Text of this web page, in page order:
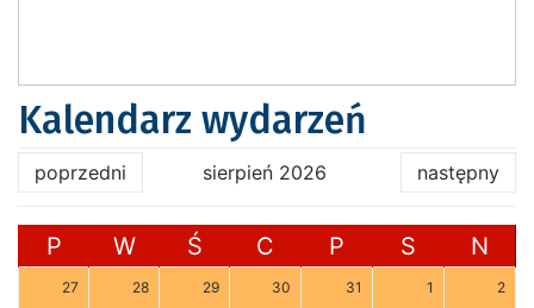
Kalendarz wydarzeń
poprzedni sierpień 2026 następny
P W Ś C P S N
27 28 29 30 31 1 2